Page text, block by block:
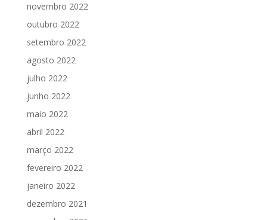
novembro 2022
outubro 2022
setembro 2022
agosto 2022
julho 2022
junho 2022
maio 2022
abril 2022
março 2022
fevereiro 2022
janeiro 2022
dezembro 2021